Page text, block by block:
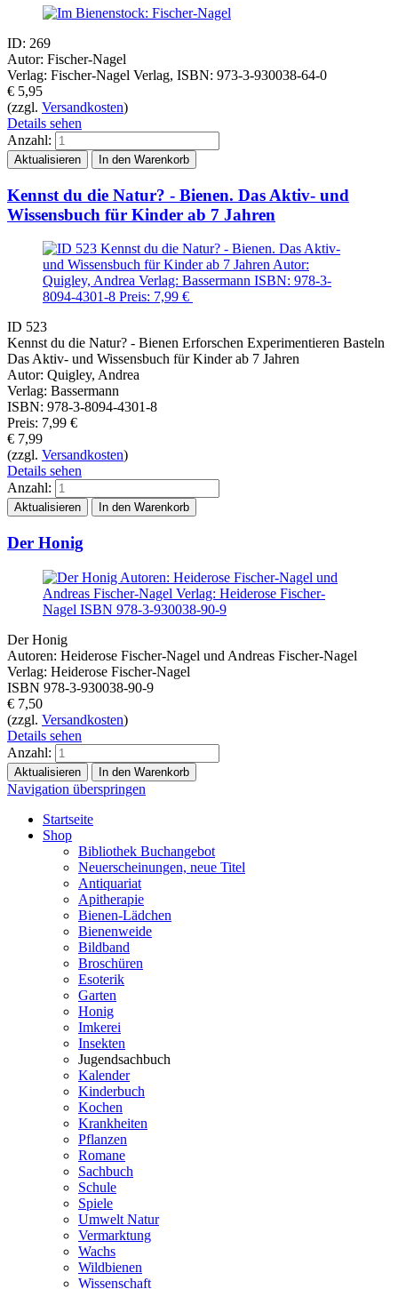
ID: 269
Autor: Fischer-Nagel
Verlag: Fischer-Nagel Verlag, ISBN: 973-3-930038-64-0
€ 5,95
(zzgl. Versandkosten)
Details sehen
Anzahl:
Kennst du die Natur? - Bienen. Das Aktiv- und
Wissensbuch für Kinder ab 7 Jahren
ID 523
Kennst du die Natur? - Bienen Erforschen Experimentieren Basteln
Das Aktiv- und Wissensbuch für Kinder ab 7 Jahren
Autor: Quigley, Andrea
Verlag: Bassermann
ISBN: 978-3-8094-4301-8
Preis: 7,99 €
€ 7,99
(zzgl. Versandkosten)
Details sehen
Anzahl:
Der Honig
Der Honig
Autoren: Heiderose Fischer-Nagel und Andreas Fischer-Nagel
Verlag: Heiderose Fischer-Nagel
ISBN 978-3-930038-90-9
€ 7,50
(zzgl. Versandkosten)
Details sehen
Anzahl:
Navigation überspringen
Startseite
Shop
Bibliothek Buchangebot
Neuerscheinungen, neue Titel
Antiquariat
Apitherapie
Bienen-Lädchen
Bienenweide
Bildband
Broschüren
Esoterik
Garten
Honig
Imkerei
Insekten
Jugendsachbuch
Kalender
Kinderbuch
Kochen
Krankheiten
Pflanzen
Romane
Sachbuch
Schule
Spiele
Umwelt Natur
Vermarktung
Wachs
Wildbienen
Wissenschaft